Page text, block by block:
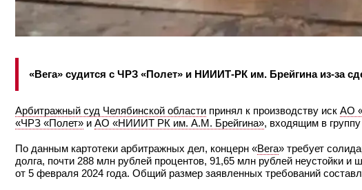
«Вега» судится с ЧРЗ «Полет» и НИИИТ‑РК им. Брейгина из‑за
Арбитражный суд Челябинской области принял к производству иск АО
«ЧРЗ «Полет» и АО «НИИИТ РК им. А.М. Брейгина», входящим в
По данным картотеки арбитражных дел, концерн «Вега» требует
долга, почти 288 млн рублей процентов, 91,65 млн рублей неустойки
от 5 февраля 2024 года. Общий размер заявленных требований